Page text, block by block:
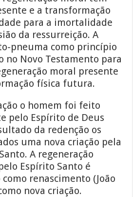
e a transformação
para a imortalidade
da ressurreição. A
pneuma como princípio
no Novo Testamento para
moral presente
física futura.
o homem foi feito
pelo Espírito de Deus
da redenção os
uma nova criação pela
A regeneração
Espírito Santo é
renascimento (João
nova criação.